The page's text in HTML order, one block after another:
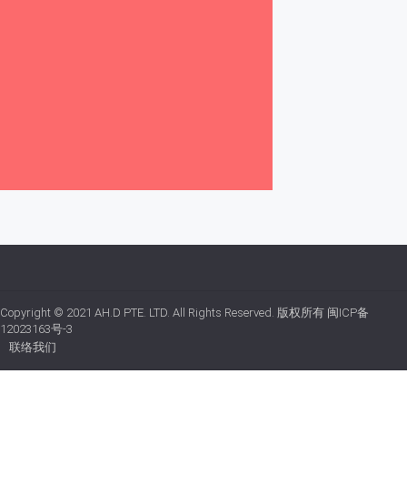
Copyright © 2021 AH.D PTE. LTD. All Rights Reserved. 版权所有 闽ICP备
12023163号-3
联络我们